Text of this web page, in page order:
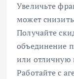
Увеличьте
может
Получайте
объединение
или отличную
Работайте с